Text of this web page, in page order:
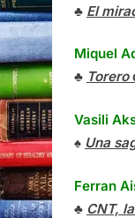
♣ El
Miquel
♣ Torero
Vasili
♠ Una
Ferran
♣ CNT,